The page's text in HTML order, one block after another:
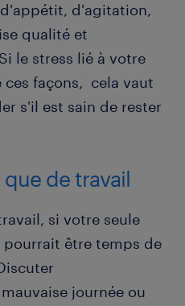
d'agitation,
qualité et
le stress lié à votre
façons, cela vaut
s'il est sain de rester
de travail
si votre seule
pourrait être temps de
journée ou